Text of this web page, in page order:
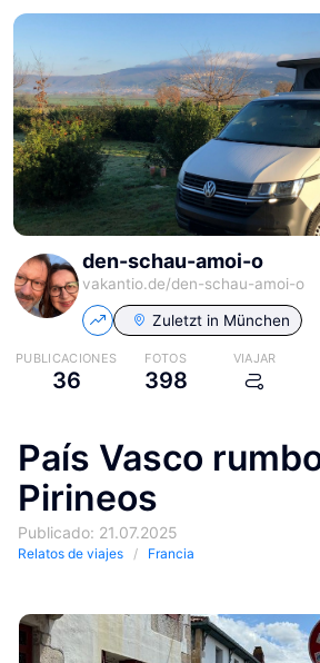
den-schau-amoi-o
vakantio.de/den-schau-amoi-o
Zuletzt in München
PUBLICACIONES
36
FOTOS
398
VIAJAR
País Vasco
Pirineos
Publicado: 21.07.2025
Relatos de viajes Francia